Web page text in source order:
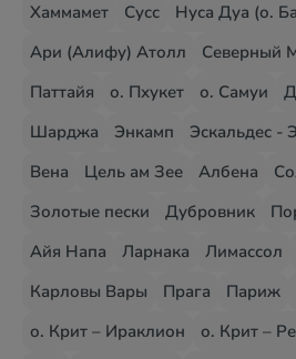
Хаммамет
Сусс
Нуса Дуа (о.
Ари (Алифу) Атолл
Северный
Паттайя
о. Пхукет о. Самуи
Шарджа
Энкамп Эскальдес -
Вена
Цель ам Зее Албена
Золотые пески
Дубровник
Айя Напа
Ларнака Лимассол
Карловы Вары
Прага Париж
о. Крит – Ираклион
о. Крит –